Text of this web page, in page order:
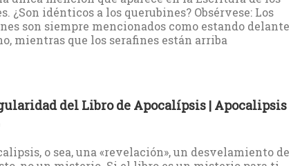
¿Son idénticos a los querubines? Obsérvese: Los
son siempre mencionados como estando delante
mientras que los serafines están arriba
del Libro de Apocalípsis | Apocalipsis
o sea, una «revelación», un desvelamiento de